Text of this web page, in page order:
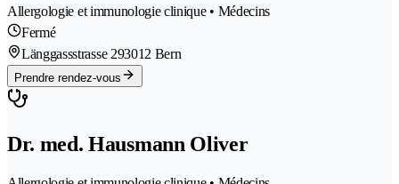
Allergologie et immunologie clinique • Médecins
Fermé
Länggassstrasse 293012 Bern
Prendre rendez-vous
Dr. med. Hausmann Oliver